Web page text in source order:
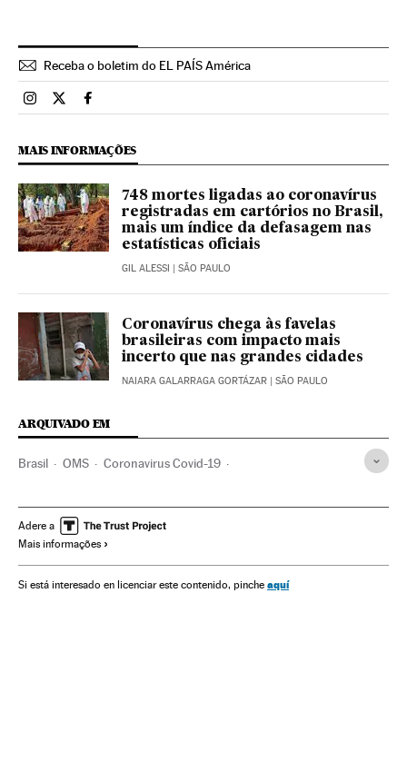
Receba o boletim do EL PAÍS América
Brasil El País Brasil en Instagram
Brasil El País Brasil en Twitter
Brasil El País Brasil en Facebook
MAIS INFORMAÇÕES
748 mortes ligadas ao coronavírus
registradas em cartórios no Brasil,
mais um índice da defasagem nas
estatísticas oficiais
GIL ALESSI | SÃO PAULO
Coronavírus chega às favelas
brasileiras com impacto mais
incerto que nas grandes cidades
NAIARA GALARRAGA GORTÁZAR | SÃO PAULO
ARQUIVADO EM
Brasil OMS Coronavirus Covid-19
Doenças infecciosas Doenças respiratórias
Ministério Saúde
Quarentena Epidemiologia Epidemia SUS
Adere a
Mais informações
Si está interesado en licenciar este contenido, pinche aquí